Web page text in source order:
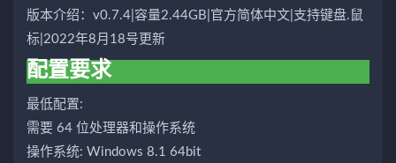
版本介绍：v0.7.4|容量2.44GB|官方简体中文|支持键盘.鼠
标|2022年8月18号更新
配置要求
最低配置:
需要 64 位处理器和操作系统
操作系统: Windows 8.1 64bit